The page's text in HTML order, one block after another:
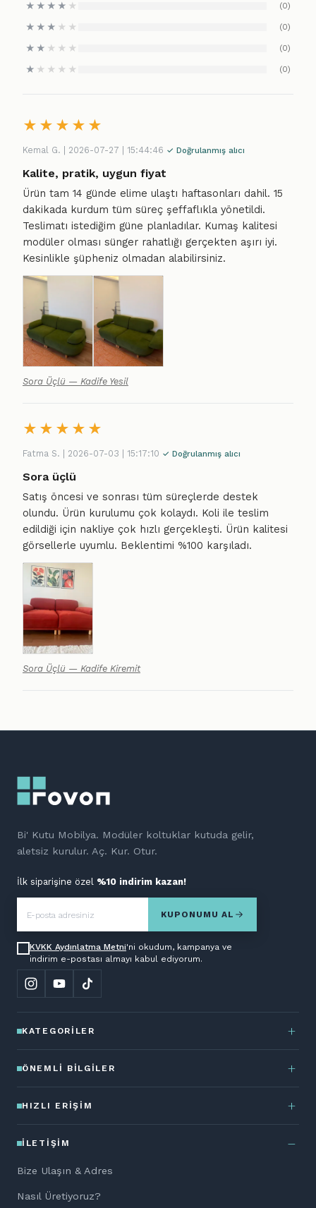
★ ★ ★ ★ ★ (0)
★ ★ ★ ★ ★ (0)
★ ★ ★ ★ ★ (0)
★ ★ ★ ★ ★ (0)
★ ★ ★ ★ ★
Kemal G. | 2026-07-27 | 15:44:46 ✓ Doğrulanmış alıcı
Kalite, pratik, uygun fiyat
Ürün tam 14 günde elime ulaştı haftasonları dahil. 15
dakikada kurdum tüm süreç şeffaflıkla yönetildi.
Teslimatı istediğim güne planladılar. Kumaş kalitesi
modüler olması sünger rahatlığı gerçekten aşırı iyi.
Kesinlikle şüpheniz olmadan alabilirsiniz.
Sora Üçlü — Kadife Yesil
★ ★ ★ ★ ★
Fatma S. | 2026-07-03 | 15:17:10 ✓ Doğrulanmış alıcı
Sora üçlü
Satış öncesi ve sonrası tüm süreçlerde destek
olundu. Ürün kurulumu çok kolaydı. Koli ile teslim
edildiği için nakliye çok hızlı gerçekleşti. Ürün kalitesi
görsellerle uyumlu. Beklentimi %100 karşıladı.
Sora Üçlü — Kadife Kiremit
Bi' Kutu Mobilya. Modüler koltuklar kutuda gelir,
aletsiz kurulur. Aç. Kur. Otur.
İlk siparişine özel %10 indirim kazan!
KUPONUMU AL
KVKK Aydınlatma Metni'ni okudum, kampanya ve
indirim e-postası almayı kabul ediyorum.
KATEGORILER
ÖNEMLI BILGILER
HIZLI ERIŞIM
İLETIŞIM
Bize Ulaşın & Adres
Nasıl Üretiyoruz?